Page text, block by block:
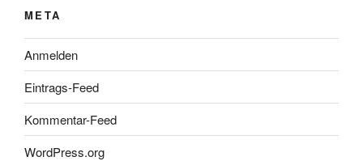
META
Anmelden
Eintrags-Feed
Kommentar-Feed
WordPress.org